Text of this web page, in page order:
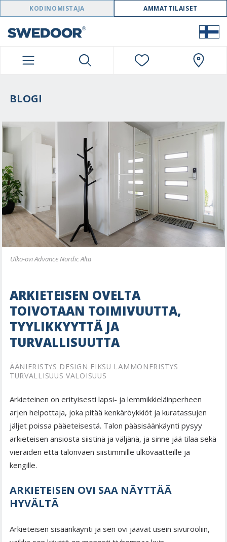
SWEDOOR NAVIGATION
KODINOMISTAJA AMMATTILAISET
BLOGI
Ulko-ovi Advance Nordic Alta
ARKIETEISEN OVELTA
TOIVOTAAN TOIMIVUUTTA,
TYYLIKKYYTTÄ JA
TURVALLISUUTTA
ÄÄNIERISTYS DESIGN FIKSU LÄMMÖNERISTYS
TURVALLISUUS VALOISUUS
Arkieteinen on erityisesti lapsi- ja lemmikkieläinperheen
arjen helpottaja, joka pitää kenkäröykkiöt ja kuratassujen
jäljet poissa pääeteisestä. Talon pääsisäänkäynti pysyy
arkieteisen ansiosta siistinä ja väljänä, ja sinne jää tilaa sekä
vieraiden että talonväen siistimmille ulkovaatteille ja
kengille.
ARKIETEISEN OVI SAA NÄYTTÄÄ
HYVÄLTÄ
Arkieteisen sisäänkäynti ja sen ovi jäävät usein sivurooliin,